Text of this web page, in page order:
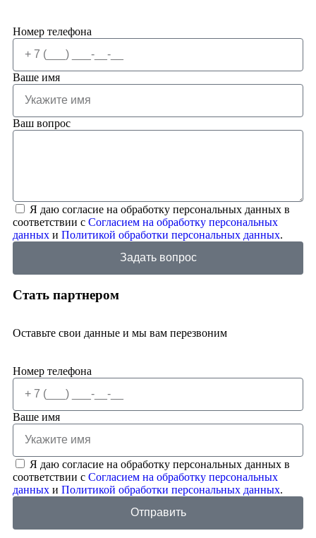
Номер телефона
Ваше имя
Ваш вопрос
Я даю согласие на обработку персональных данных в
соответствии с Согласием на обработку персональных
данных и Политикой обработки персональных данных.
Задать вопрос
Стать партнером
Оставьте свои данные и мы вам перезвоним
Номер телефона
Ваше имя
Я даю согласие на обработку персональных данных в
соответствии с Согласием на обработку персональных
данных и Политикой обработки персональных данных.
Отправить